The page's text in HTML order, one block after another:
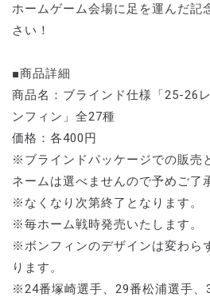
ホームゲーム会場に足を運んだ記
さい！
■商品詳細
商品名：ブラインド仕様「25-26
ンフィン」全27種
価格：各400円
※ブラインドパッケージでの販売
ネームは選べませんので予めご了
※なくなり次第終了となります。
※毎ホーム戦時発売いたします。
※ボンフィンのデザインは変わら
ります。
※24番塚崎選手、29番松浦選手、